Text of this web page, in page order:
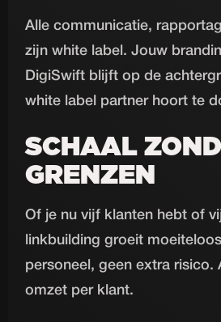
Alle communicatie,
zijn white label. Jouw
DigiSwift blijft op de
white label partner hoort te
SCHAAL
GRENZEN
Of je nu vijf klanten hebt of
linkbuilding groeit
personeel, geen extra risico.
omzet per klant.